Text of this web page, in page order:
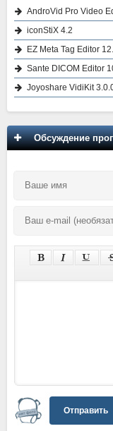
AndroVid Pro Video
iconStiX 4.2
EZ Meta Tag Editor
Sante DICOM Editor
Joyoshare VidiKit
Обсуждение
Отправить